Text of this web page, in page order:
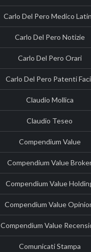
Carlo Del Pero Medico
Carlo Del Pero Notizie
Carlo Del Pero Orari
Carlo Del Pero Patenti
Claudio Mollica
Claudio Teseo
Compendium Value
Compendium Value
Compendium Value
Compendium Value
Compendium Value
Comunicati Stampa